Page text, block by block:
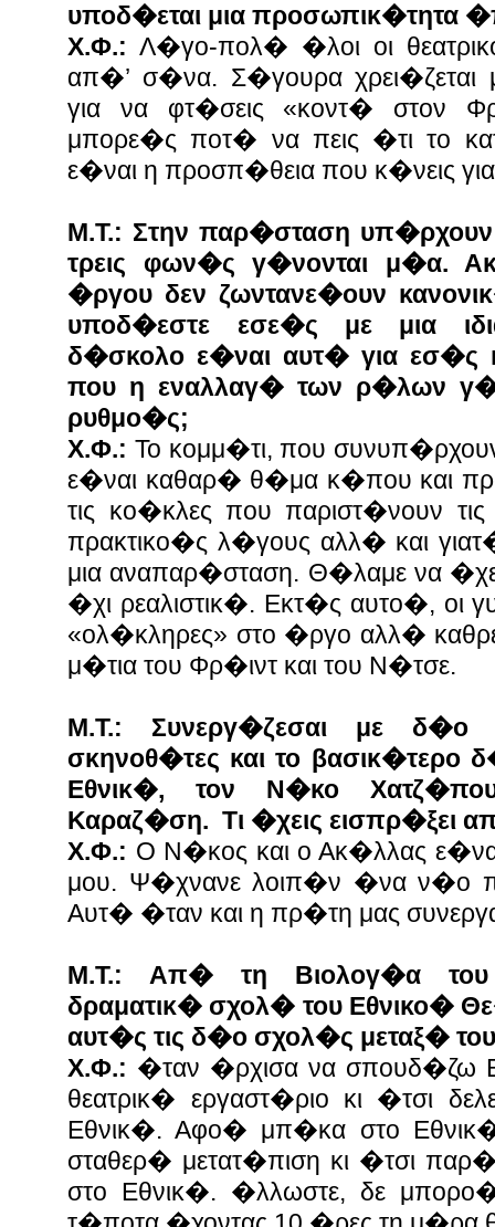
υποδ�εται μια προσωπικ�τητα
Χ.Φ.: Λ�γο-πολ� �λοι οι
απ�’ σ�να. Σ�γουρα χρει�ζεται
για να φτ�σεις «κοντ� στον
μπορε�ς ποτ� να πεις �τι το
ε�ναι η προσπ�θεια που κ�νεις
Μ.Τ.: Στην παρ�σταση
τρεις φων�ς γ�νονται μ�α.
�ργου δεν ζωντανε�ουν
υποδ�εστε εσε�ς με μια
δ�σκολο ε�ναι αυτ� για εσ�ς
που η εναλλαγ� των ρ�λων
ρυθμο�ς;
Χ.Φ.: Το κομμ�τι, που
ε�ναι καθαρ� θ�μα κ�που και
τις κο�κλες που παριστ�νουν
πρακτικο�ς λ�γους αλλ� και
μια αναπαρ�σταση. Θ�λαμε να
�χι ρεαλιστικ�. Εκτ�ς αυτο�, οι
«ολ�κληρες» στο �ργο αλλ�
μ�τια του Φρ�ιντ και του Ν�τσε.
Μ.Τ.: Συνεργ�ζεσαι με δ�ο
σκηνοθ�τες και το βασικ�τερο
Εθνικ�, τον Ν�κο
Καραζ�ση. Τι �χεις εισπρ�ξει
Χ.Φ.: Ο Ν�κος και ο Ακ�λλας
μου. Ψ�χνανε λοιπ�ν �να ν�ο
Αυτ� �ταν και η πρ�τη μας
Μ.Τ.: Απ� τη Βιολογ�α του
δραματικ� σχολ� του Εθνικο�
αυτ�ς τις δ�ο σχολ�ς μεταξ�
Χ.Φ.: �ταν �ρχισα να σπουδ�ζω
θεατρικ� εργαστ�ριο κι �τσι
Εθνικ�. Αφο� μπ�κα στο
σταθερ� μετατ�πιση κι �τσι
στο Εθνικ�. �λλωστε, δε